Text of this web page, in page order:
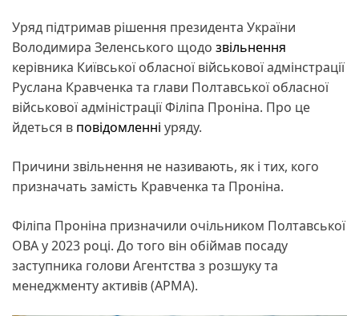
Уряд підтримав рішення президента України
Володимира Зеленського щодо звільнення
керівника Київської обласної військової адмінстрації
Руслана Кравченка та глави Полтавської обласної
військової адміністрації Філіпа Проніна. Про це
йдеться в повідомленні уряду.
Причини звільнення не називають, як і тих, кого
призначать замість Кравченка та Проніна.
Філіпа Проніна призначили очільником Полтавської
ОВА у 2023 році. До того він обіймав посаду
заступника голови Агентства з розшуку та
менеджменту активів (АРМА).